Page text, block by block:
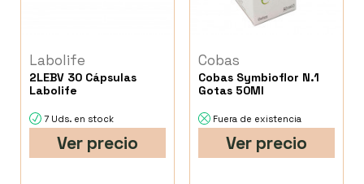
Labolife
2LEBV 30 Cápsulas
Labolife
7 Uds. en stock
Ver precio
Cobas
Cobas Symbioflor N.1
Gotas 50Ml
Fuera de existencia
Ver precio